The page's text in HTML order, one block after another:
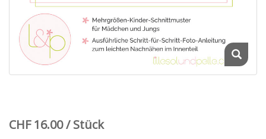
CHF 16.00 / Stück